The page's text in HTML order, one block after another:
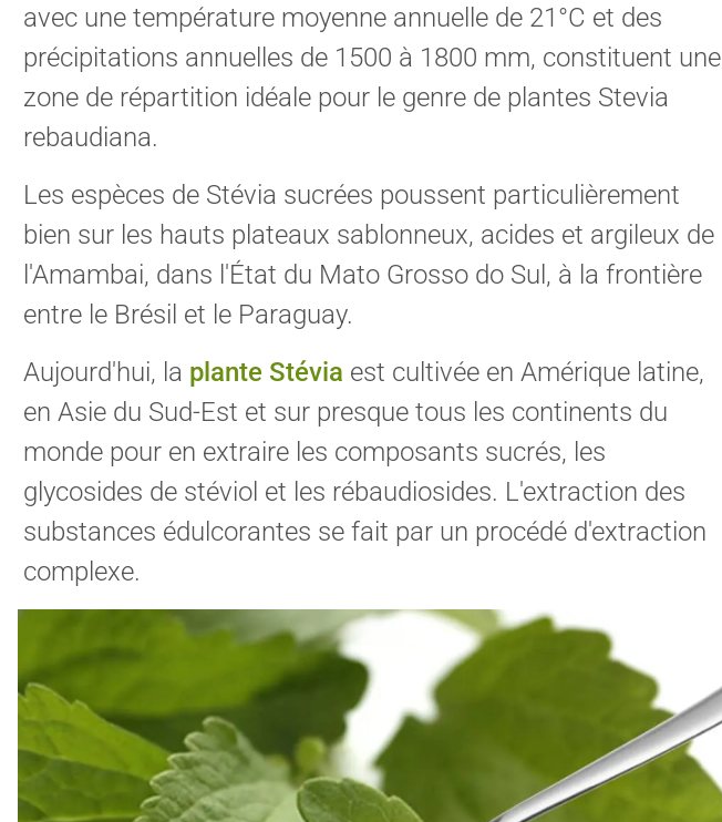
avec une température moyenne annuelle de 21°C et des
précipitations annuelles de 1500 à 1800 mm, constituent une
zone de répartition idéale pour le genre de plantes Stevia
rebaudiana.
Les espèces de Stévia sucrées poussent particulièrement
bien sur les hauts plateaux sablonneux, acides et argileux de
l'Amambai, dans l'État du Mato Grosso do Sul, à la frontière
entre le Brésil et le Paraguay.
Aujourd'hui, la plante Stévia est cultivée en Amérique latine,
en Asie du Sud-Est et sur presque tous les continents du
monde pour en extraire les composants sucrés, les
glycosides de stéviol et les rébaudiosides. L'extraction des
substances édulcorantes se fait par un procédé d'extraction
complexe.